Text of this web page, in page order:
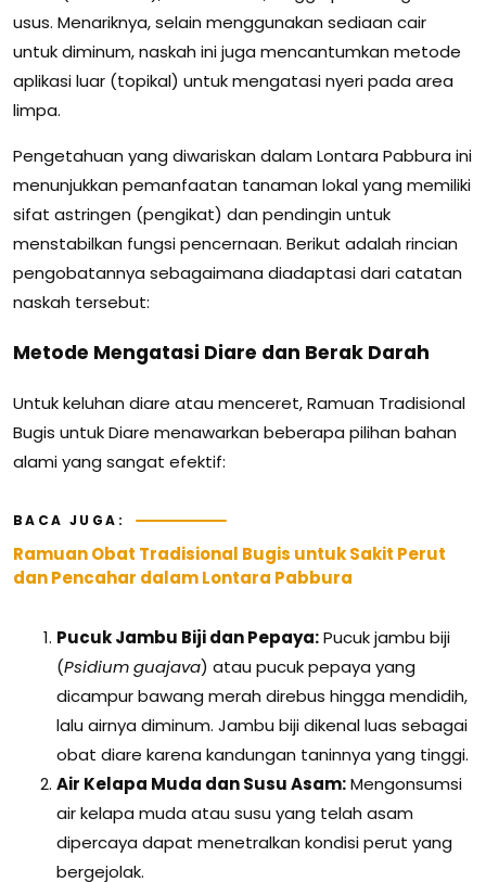
usus. Menariknya, selain menggunakan sediaan cair
untuk diminum, naskah ini juga mencantumkan metode
aplikasi luar (topikal) untuk mengatasi nyeri pada area
limpa.
Pengetahuan yang diwariskan dalam Lontara Pabbura ini
menunjukkan pemanfaatan tanaman lokal yang memiliki
sifat astringen (pengikat) dan pendingin untuk
menstabilkan fungsi pencernaan. Berikut adalah rincian
pengobatannya sebagaimana diadaptasi dari catatan
naskah tersebut:
Metode Mengatasi Diare dan Berak Darah
Untuk keluhan diare atau menceret, Ramuan Tradisional
Bugis untuk Diare menawarkan beberapa pilihan bahan
alami yang sangat efektif:
BACA JUGA:
Ramuan Obat Tradisional Bugis untuk Sakit Perut
dan Pencahar dalam Lontara Pabbura
Pucuk Jambu Biji dan Pepaya:Pucuk jambu biji
(Psidium guajava) atau pucuk pepaya yang
dicampur bawang merah direbus hingga mendidih,
lalu airnya diminum. Jambu biji dikenal luas sebagai
obat diare karena kandungan taninnya yang tinggi.
Air Kelapa Muda dan Susu Asam:Mengonsumsi
air kelapa muda atau susu yang telah asam
dipercaya dapat menetralkan kondisi perut yang
bergejolak.